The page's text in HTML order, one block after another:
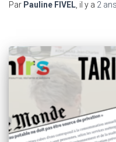
Par Pauline FIVEL , il y a 2 ans